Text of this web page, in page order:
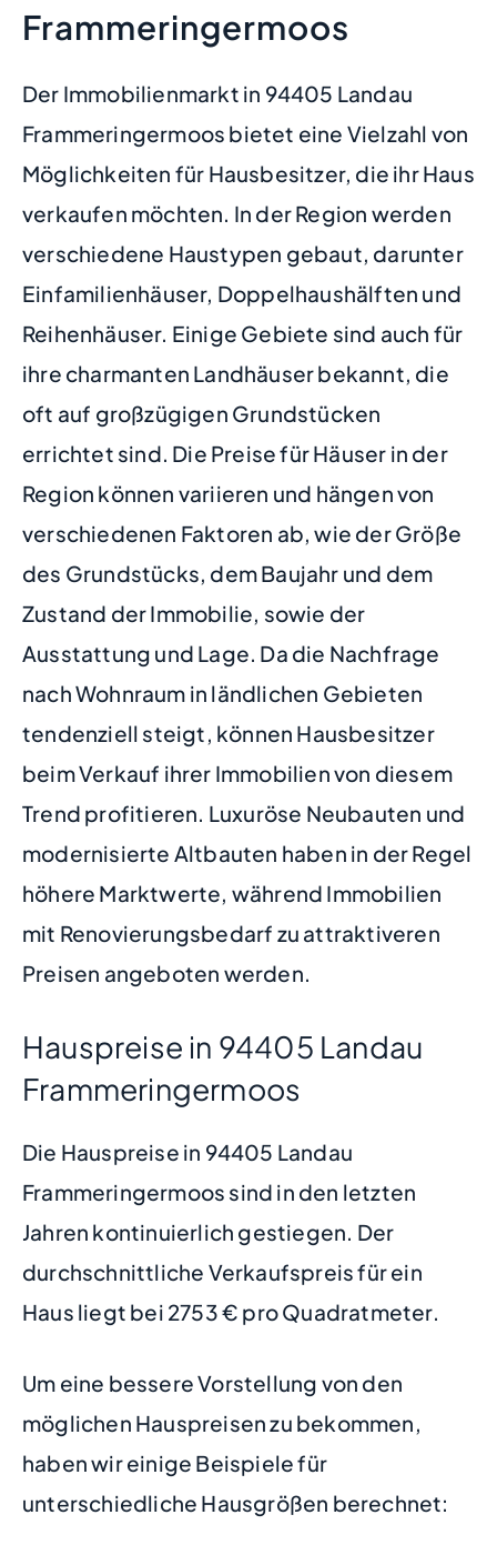
Frammeringermoos
Der Immobilienmarkt in 94405 Landau
Frammeringermoos bietet eine Vielzahl von
Möglichkeiten für Hausbesitzer, die ihr Haus
verkaufen möchten. In der Region werden
verschiedene Haustypen gebaut, darunter
Einfamilienhäuser, Doppelhaushälften und
Reihenhäuser. Einige Gebiete sind auch für
ihre charmanten Landhäuser bekannt, die
oft auf großzügigen Grundstücken
errichtet sind. Die Preise für Häuser in der
Region können variieren und hängen von
verschiedenen Faktoren ab, wie der Größe
des Grundstücks, dem Baujahr und dem
Zustand der Immobilie, sowie der
Ausstattung und Lage. Da die Nachfrage
nach Wohnraum in ländlichen Gebieten
tendenziell steigt, können Hausbesitzer
beim Verkauf ihrer Immobilien von diesem
Trend profitieren. Luxuröse Neubauten und
modernisierte Altbauten haben in der Regel
höhere Marktwerte, während Immobilien
mit Renovierungsbedarf zu attraktiveren
Preisen angeboten werden.
Hauspreise in 94405 Landau
Frammeringermoos
Die Hauspreise in 94405 Landau
Frammeringermoos sind in den letzten
Jahren kontinuierlich gestiegen. Der
durchschnittliche Verkaufspreis für ein
Haus liegt bei 2753 € pro Quadratmeter.
Um eine bessere Vorstellung von den
möglichen Hauspreisen zu bekommen,
haben wir einige Beispiele für
unterschiedliche Hausgrößen berechnet: